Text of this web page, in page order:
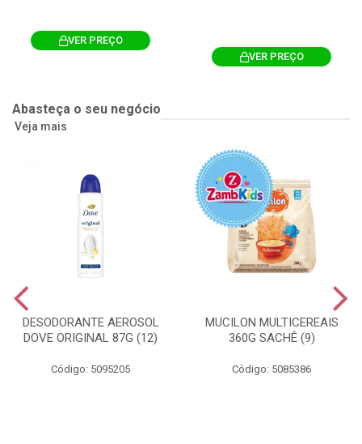
VER PREÇO
VER PREÇO
Abasteça o seu negócio
Veja mais
DESODORANTE AEROSOL
DOVE ORIGINAL 87G (12)
Código: 5095205
MUCILON MULTICEREAIS
360G SACHÊ (9)
Código: 5085386